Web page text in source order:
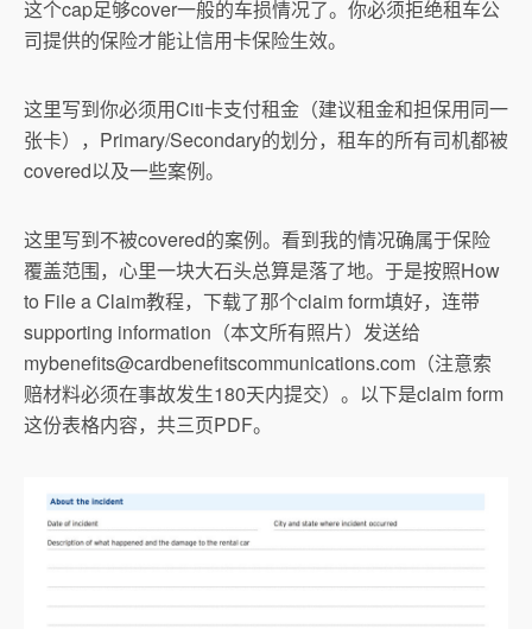
这个cap足够cover一般的车损情况了。你必须拒绝租车公
司提供的保险才能让信用卡保险生效。
这里写到你必须用Citi卡支付租金（建议租金和担保用同一
张卡），Primary/Secondary的划分，租车的所有司机都被
covered以及一些案例。
这里写到不被covered的案例。看到我的情况确属于保险
覆盖范围，心里一块大石头总算是落了地。于是按照How
to File a Claim教程，下载了那个claim form填好，连带
supporting information（本文所有照片）发送给
mybenefits@cardbenefitscommunications.com （注意索
赔材料必须在事故发生180天内提交）。以下是claim form
这份表格内容，共三页PDF。